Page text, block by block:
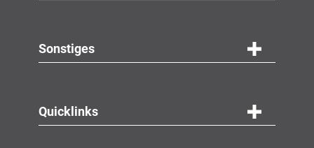
Sonstiges
Quicklinks